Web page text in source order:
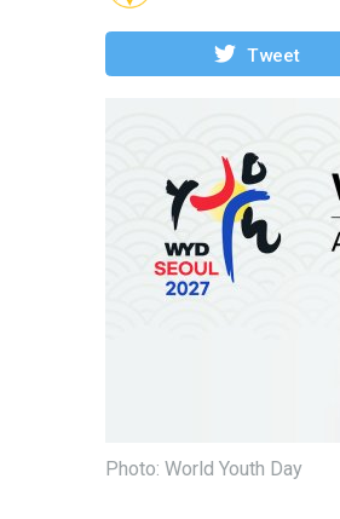
Tweet
Photo: World Youth Day